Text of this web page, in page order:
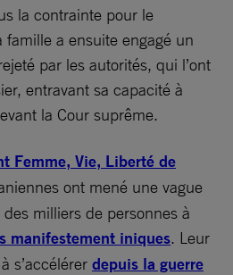
la contrainte pour le
a ensuite engagé un
par les autorités, qui l’ont
entravant sa capacité à
la Cour suprême.
Femme, Vie, Liberté de
ont mené une vague
milliers de personnes à
manifestement iniques. Leur
s’accélérer depuis la guerre